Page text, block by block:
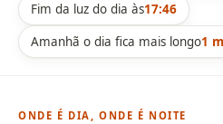
Fim da luz do dia às17:46
Amanhã o dia fica mais longo1
ONDE É DIA, ONDE É NOITE